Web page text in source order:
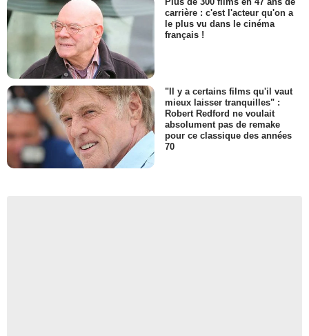
carrière : c'est l'acteur qu'on a
le plus vu dans le cinéma
français !
"Il y a certains films qu'il vaut
mieux laisser tranquilles" :
Robert Redford ne voulait
absolument pas de remake
pour ce classique des années
70